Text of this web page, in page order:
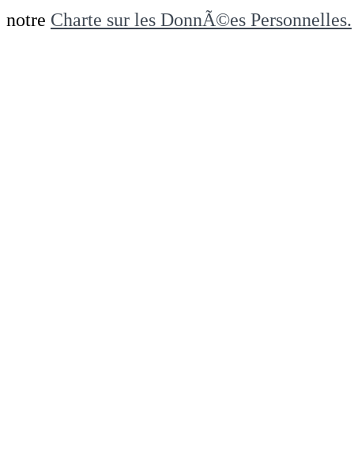
notre Charte sur les DonnÃ©es Personnelles.